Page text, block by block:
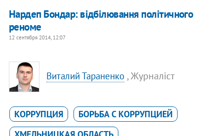
Нардеп Бондар: відбілювання політичного
реноме
12 сентября 2014, 12:07
Виталий Тараненко , Журналіст
КОРРУПЦИЯ
БОРЬБА С КОРРУПЦИЕЙ